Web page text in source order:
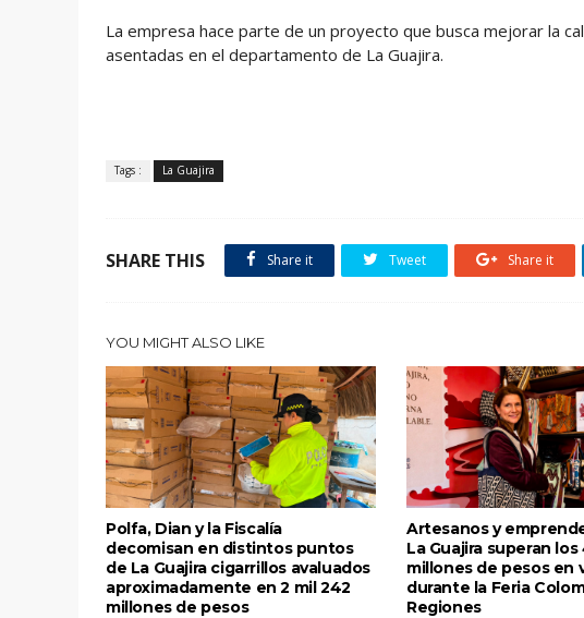
La empresa hace parte de un proyecto que busca mejorar la
asentadas en el departamento de La Guajira.
Tags : La Guajira
SHARE THIS Share it Tweet Share it
YOU MIGHT ALSO LIKE
Polfa, Dian y la Fiscalía
decomisan en distintos puntos
de La Guajira cigarrillos avaluados
aproximadamente en 2 mil 242
millones de pesos
Artesanos y
La Guajira superan los
millones de pesos en
durante la Feria
Regiones